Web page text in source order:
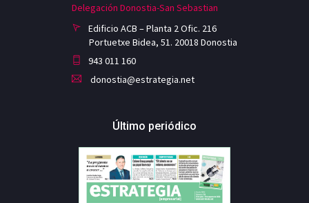
Delegación Donostia-San Sebastian
Edificio ACB – Planta 2 Ofic. 216
Portuetxe Bidea, 51. 20018 Donostia
943 011 160
donostia@estrategia.net
Último periódico